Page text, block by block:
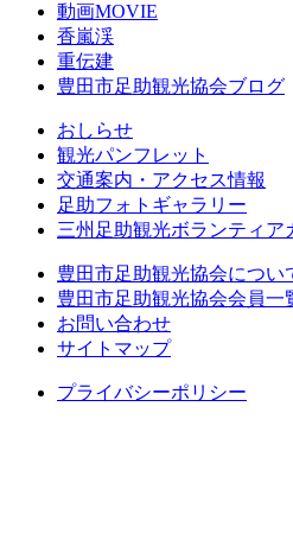
動画MOVIE
香嵐渓
重伝建
豊田市足助観光協会ブログ
おしらせ
観光パンフレット
交通案内・アクセス情報
足助フォトギャラリー
三州足助観光ボランティア
豊田市足助観光協会につい
豊田市足助観光協会会員一
お問い合わせ
サイトマップ
プライバシーポリシー